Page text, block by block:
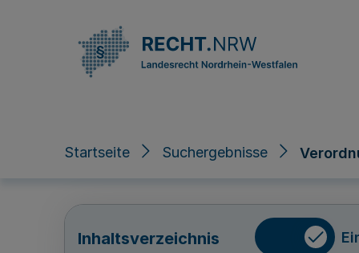
Startseite Suchergebnisse
Inhaltsverzeichnis